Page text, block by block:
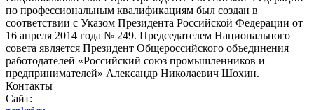
по профессиональным квалификациям был создан в
соответствии с Указом Президента Российской Федерации от
16 апреля 2014 года № 249. Председателем Национального
совета является Президент Общероссийского объединения
работодателей «Российский союз промышленников и
предпринимателей» Александр Николаевич Шохин.
Контакты
Сайт: